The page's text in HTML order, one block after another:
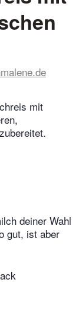
mit
deiner Wahl
gut, ist aber